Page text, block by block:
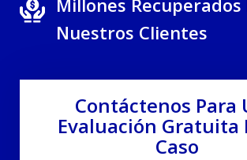
Nuestros Clientes
Contáctenos Para
Evaluación Gratuita
Caso